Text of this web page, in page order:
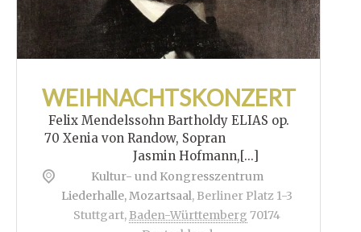
WEIHNACHTSKONZERT
Felix Mendelssohn Bartholdy ELIAS op.
70 Xenia von Randow, Sopran
Jasmin Hofmann,[...]
Kultur- und Kongresszentrum
Liederhalle, Mozartsaal, Berliner Platz 1-3
Stuttgart, Baden-Württemberg 70174